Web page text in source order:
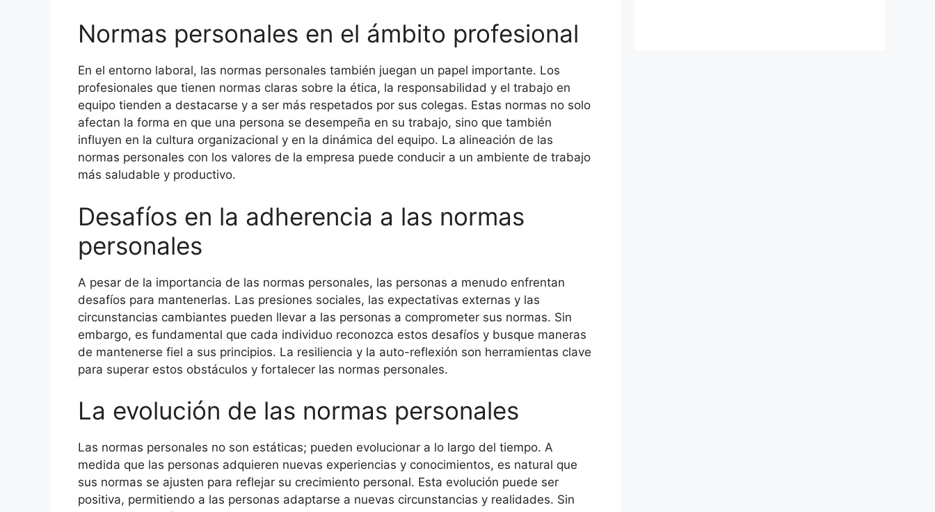
Normas personales en el ámbito profesional
En el entorno laboral, las normas personales también juegan un papel importante. Los
profesionales que tienen normas claras sobre la ética, la responsabilidad y el trabajo en
equipo tienden a destacarse y a ser más respetados por sus colegas. Estas normas no solo
afectan la forma en que una persona se desempeña en su trabajo, sino que también
influyen en la cultura organizacional y en la dinámica del equipo. La alineación de las
normas personales con los valores de la empresa puede conducir a un ambiente de trabajo
más saludable y productivo.
Desafíos en la adherencia a las normas
personales
A pesar de la importancia de las normas personales, las personas a menudo enfrentan
desafíos para mantenerlas. Las presiones sociales, las expectativas externas y las
circunstancias cambiantes pueden llevar a las personas a comprometer sus normas. Sin
embargo, es fundamental que cada individuo reconozca estos desafíos y busque maneras
de mantenerse fiel a sus principios. La resiliencia y la auto-reflexión son herramientas clave
para superar estos obstáculos y fortalecer las normas personales.
La evolución de las normas personales
Las normas personales no son estáticas; pueden evolucionar a lo largo del tiempo. A
medida que las personas adquieren nuevas experiencias y conocimientos, es natural que
sus normas se ajusten para reflejar su crecimiento personal. Esta evolución puede ser
positiva, permitiendo a las personas adaptarse a nuevas circunstancias y realidades. Sin